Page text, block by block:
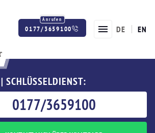
0177/3659100 DE EN
SCHLÜSSELDIENST:
0177/3659100